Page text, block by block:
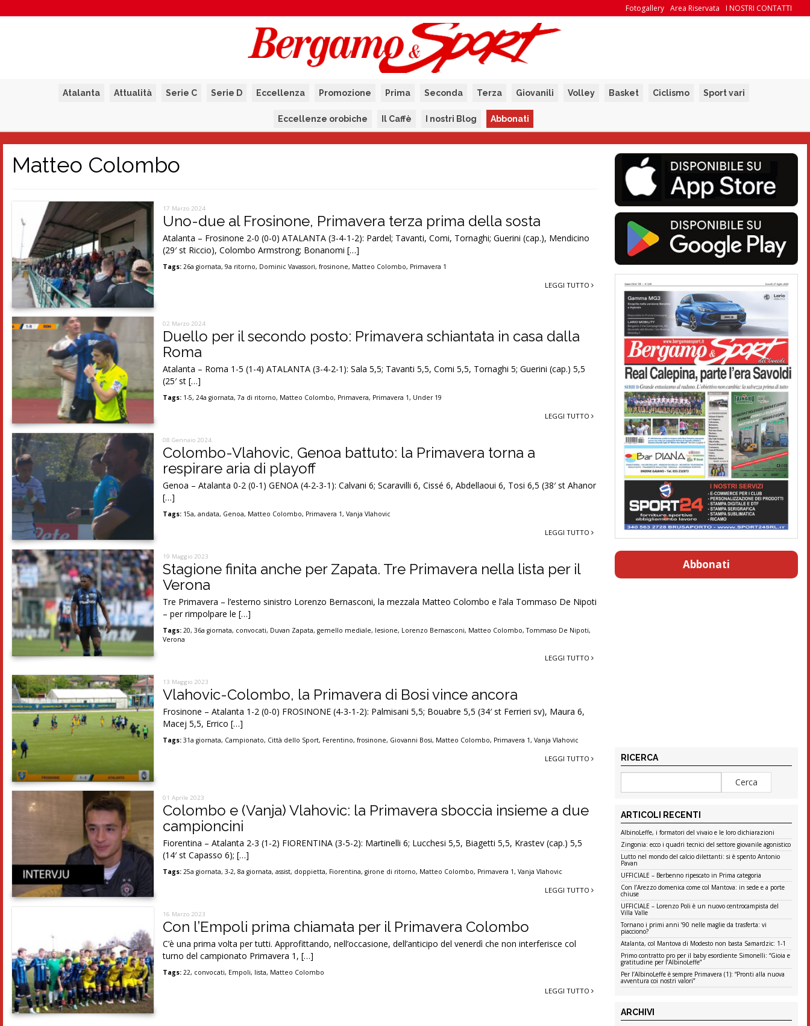
I NOSTRI CONTATTI
Area Riservata
Fotogallery
Atalanta Attualità Serie C Serie D Eccellenza Promozione Prima Seconda Terza Giovanili Volley Basket Ciclismo Sport vari
Eccellenze orobiche Il Caffè I nostri Blog Abbonati
Matteo Colombo
17 Marzo 2024
Uno-due al Frosinone, Primavera terza prima della sosta
Atalanta – Frosinone 2-0 (0-0) ATALANTA (3-4-1-2): Pardel; Tavanti, Comi, Tornaghi; Guerini (cap.), Mendicino
(29′ st Riccio), Colombo Armstrong; Bonanomi […]
Tags: 26a giornata,9a ritorno, Dominic Vavassori,frosinone, Matteo Colombo, Primavera 1
LEGGI TUTTO
02 Marzo 2024
Duello per il secondo posto: Primavera schiantata in casa dalla
Roma
Atalanta – Roma 1-5 (1-4) ATALANTA (3-4-2-1): Sala 5,5; Tavanti 5,5, Comi 5,5, Tornaghi 5; Guerini (cap.) 5,5
(25′ st […]
Tags: 1-5,24a giornata,7a di ritorno, Matteo Colombo, Primavera, Primavera 1, Under 19
LEGGI TUTTO
08 Gennaio 2024
Colombo-Vlahovic, Genoa battuto: la Primavera torna a
respirare aria di playoff
Genoa – Atalanta 0-2 (0-1) GENOA (4-2-3-1): Calvani 6; Scaravilli 6, Cissé 6, Abdellaoui 6, Tosi 6,5 (38′ st Ahanor
[…]
Tags: 15a,andata, Genoa, Matteo Colombo, Primavera 1,Vanja Vlahovic
LEGGI TUTTO
19 Maggio 2023
Stagione finita anche per Zapata. Tre Primavera nella lista per il
Verona
Tre Primavera – l’esterno sinistro Lorenzo Bernasconi, la mezzala Matteo Colombo e l’ala Tommaso De Nipoti
– per rimpolpare le […]
Tags: 20,36a giornata, convocati, Duvan Zapata,gemello mediale, lesione, Lorenzo Bernasconi, Matteo Colombo,Tommaso De Nipoti,
Verona
LEGGI TUTTO
13 Maggio 2023
Vlahovic-Colombo, la Primavera di Bosi vince ancora
Frosinone – Atalanta 1-2 (0-0) FROSINONE (4-3-1-2): Palmisani 5,5; Bouabre 5,5 (34′ st Ferrieri sv), Maura 6,
Macej 5,5, Errico […]
Tags: 31a giornata, Campionato, Città dello Sport, Ferentino,frosinone, Giovanni Bosi, Matteo Colombo, Primavera 1,Vanja Vlahovic
LEGGI TUTTO
01 Aprile 2023
Colombo e (Vanja) Vlahovic: la Primavera sboccia insieme a due
campioncini
Fiorentina – Atalanta 2-3 (1-2) FIORENTINA (3-5-2): Martinelli 6; Lucchesi 5,5, Biagetti 5,5, Krastev (cap.) 5,5
(14′ st Capasso 6); […]
Tags: 25a giornata,3-2,8a giornata,assist, doppietta, Fiorentina,girone di ritorno, Matteo Colombo, Primavera 1,Vanja Vlahovic
LEGGI TUTTO
16 Marzo 2023
Con l’Empoli prima chiamata per il Primavera Colombo
C’è una prima volta per tutti. Approfittando, nell’occasione, dell’anticipo del venerdì che non interferisce col
turno del campionato Primavera 1, […]
Tags: 22, convocati, Empoli, lista, Matteo Colombo
LEGGI TUTTO
Abbonati
RICERCA
ARTICOLI RECENTI
AlbinoLeffe, i formatori del vivaio e le loro dichiarazioni
Zingonia: ecco i quadri tecnici del settore giovanile agonistico
Lutto nel mondo del calcio dilettanti: si è spento Antonio
Pavan
UFFICIALE – Berbenno ripescato in Prima categoria
Con l’Arezzo domenica come col Mantova: in sede e a porte
chiuse
UFFICIALE – Lorenzo Poli è un nuovo centrocampista del
Villa Valle
Tornano i primi anni ’90 nelle maglie da trasferta: vi
piacciono?
Atalanta, col Mantova di Modesto non basta Samardzic: 1-1
Primo contratto pro per il baby esordiente Simonelli: “Gioia e
gratitudine per l’AlbinoLeffe”
Per l’AlbinoLeffe è sempre Primavera (1): “Pronti alla nuova
avventura coi nostri valori”
ARCHIVI